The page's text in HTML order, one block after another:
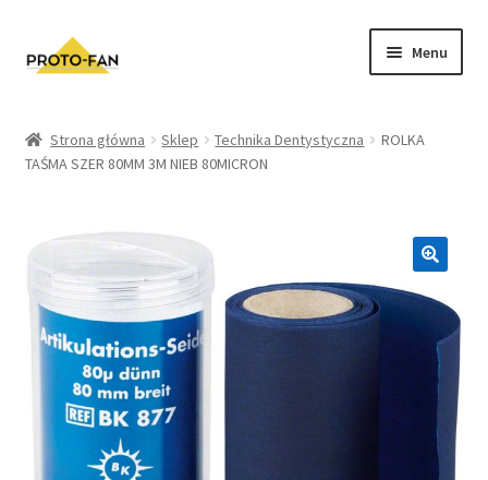
Menu
Kursy Stomatologiczne
FAQ
Zwroty i Reklamacje
Regulamin sklepu
Polityka prywatności
Strona główna Sklep Technika Dentystyczna
ROLKA
TAŚMA SZER 80MM 3M NIEB 80MICRON